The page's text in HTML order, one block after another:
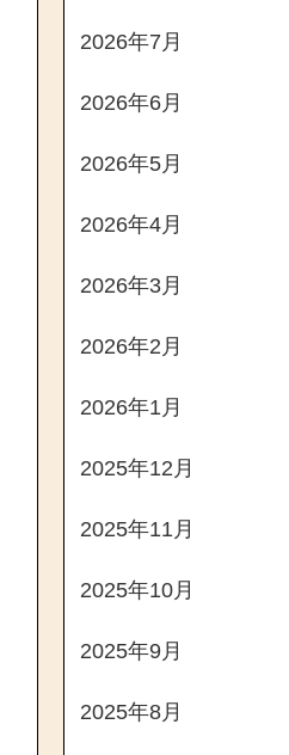
2026年7月
2026年6月
2026年5月
2026年4月
2026年3月
2026年2月
2026年1月
2025年12月
2025年11月
2025年10月
2025年9月
2025年8月